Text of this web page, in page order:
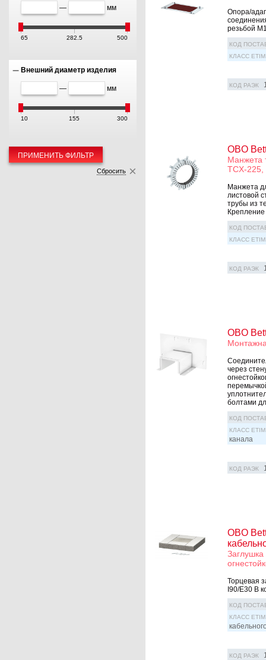
— мм
65 282.5 500
Внешний диаметр изделия
— мм
10 155 300
ПРИМЕНИТЬ ФИЛЬТР
Сбросить
Опора/
резьбой
КОД
КЛАСС ETIM
КОД РАЭК
OBO
Манжета
TCX-
Манжета
листовой
трубы из
КОД
КЛАСС ETIM
КОД РАЭК
OBO
через
болтами
КОД
КЛАСС ETIM
канала
КОД РАЭК
OBO
Заглушка
Торцевая
I90/E30 В
КОД
КЛАСС ETIM
КОД РАЭК